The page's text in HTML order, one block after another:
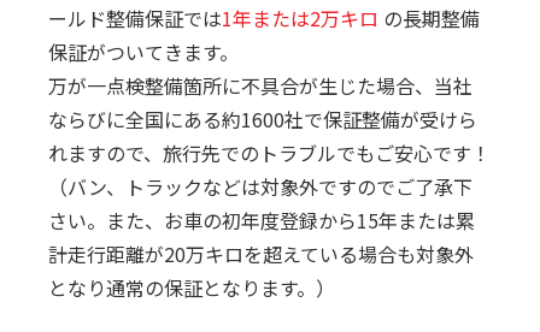
ールド整備保証では1年または2万キロ の長期整備
保証がついてきます。
万が一点検整備箇所に不具合が生じた場合、当社
ならびに全国にある約1600社で保証整備が受けら
れますので、旅行先でのトラブルでもご安心です！
（バン、トラックなどは対象外ですのでご了承下
さい。また、お車の初年度登録から15年または累
計走行距離が20万キロを超えている場合も対象外
となり通常の保証となります。）